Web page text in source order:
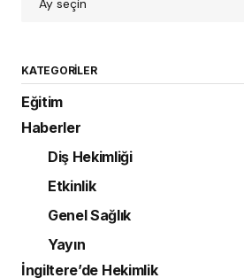
KATEGORILER
Eğitim
Haberler
Diş Hekimliği
Etkinlik
Genel Sağlık
Yayın
İngiltere’de Hekimlik